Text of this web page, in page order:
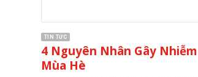
TIN TỨC
4 Nguyên Nhân Gây
Mùa Hè